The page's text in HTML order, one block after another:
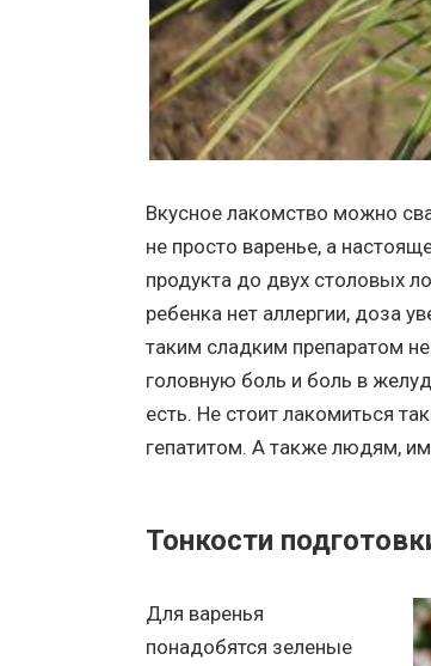
Вкусное лакомство можно
не просто варенье, а
продукта до двух столовых
ребенка нет аллергии, доза
таким сладким препаратом
головную боль и боль в
есть. Не стоит лакомиться
гепатитом. А также людям,
Тонкости
Для варенья
понадобятся зеленые